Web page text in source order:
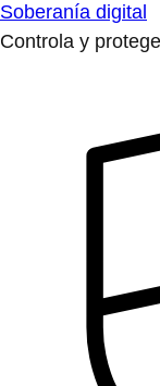
Soberanía digital
Controla y